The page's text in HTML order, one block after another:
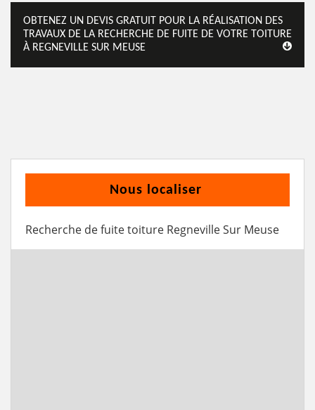
OBTENEZ UN DEVIS GRATUIT POUR LA RÉALISATION DES
TRAVAUX DE LA RECHERCHE DE FUITE DE VOTRE TOITURE
À REGNEVILLE SUR MEUSE
Nous localiser
Recherche de fuite toiture Regneville Sur Meuse